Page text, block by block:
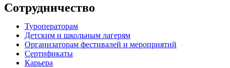
Сотрудничество
Туроператорам
Детским и школьным лагерям
Организаторам фестивалей и мероприятий
Сертификаты
Карьера